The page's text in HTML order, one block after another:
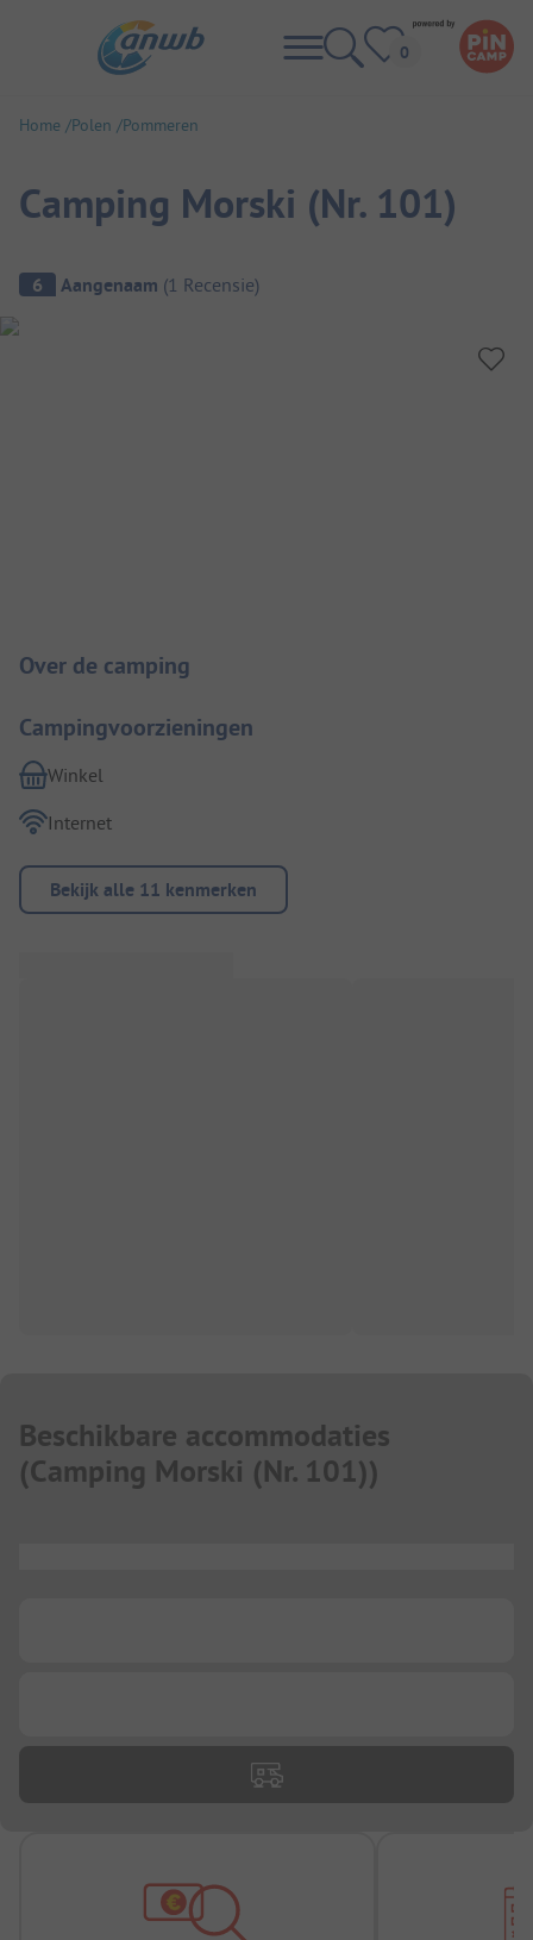
Home Polen Pommeren
Camping Morski (Nr. 101)
Camping overzicht
6 Aangenaam (1 Recensie)
Over de camping
Campingvoorzieningen
Winkel
Internet
Bekijk alle 11 kenmerken
Beschikbare accommodaties
(Camping Morski (Nr. 101))